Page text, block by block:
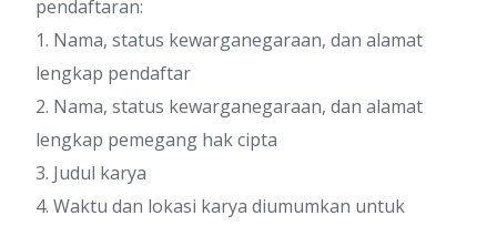
pendaftaran:
1. Nama, status kewarganegaraan, dan alamat
lengkap pendaftar
2. Nama, status kewarganegaraan, dan alamat
lengkap pemegang hak cipta
3. Judul karya
4. Waktu dan lokasi karya diumumkan untuk